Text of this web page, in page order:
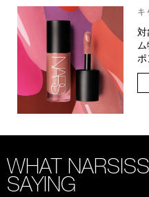
キ
対
WHAT
SAYING